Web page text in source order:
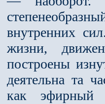
внутренних
жизни,
построены
деятельна та
как эфирный